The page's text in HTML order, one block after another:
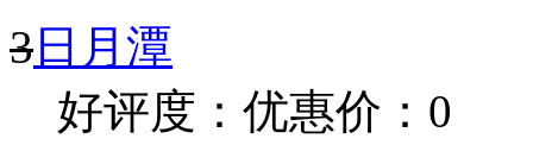
3 日月潭
好评度： 优惠价：0